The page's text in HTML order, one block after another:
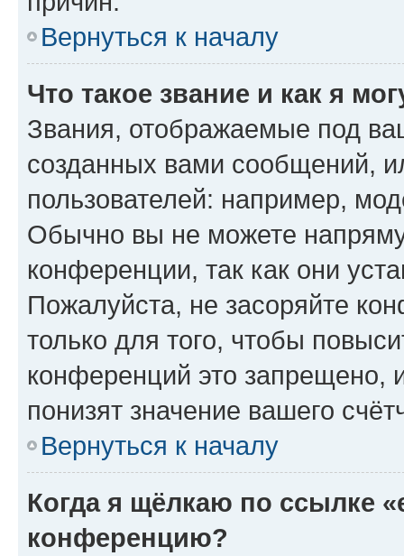
Вернуться к началу
Что такое звание и как я
Звания, отображаемые под
созданных вами сообщений,
пользователей: например,
Обычно вы не можете
конференции, так как они
Пожалуйста, не засоряйте
только для того, чтобы
конференций это запрещено,
понизят значение вашего
Вернуться к началу
Когда я щёлкаю по ссылке
конференцию?